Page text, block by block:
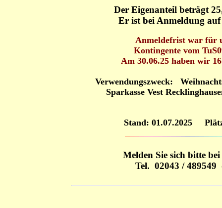
Der Eigenanteil beträgt
Er ist bei Anmeldung auf
Anmeldefrist war für
Kontingente vom
Am 30.06.25 haben wir
Verwendungszweck:
Sparkasse Vest
Stand: 01.07.2025
Melden Sie sich bitte
Tel. 02043 /